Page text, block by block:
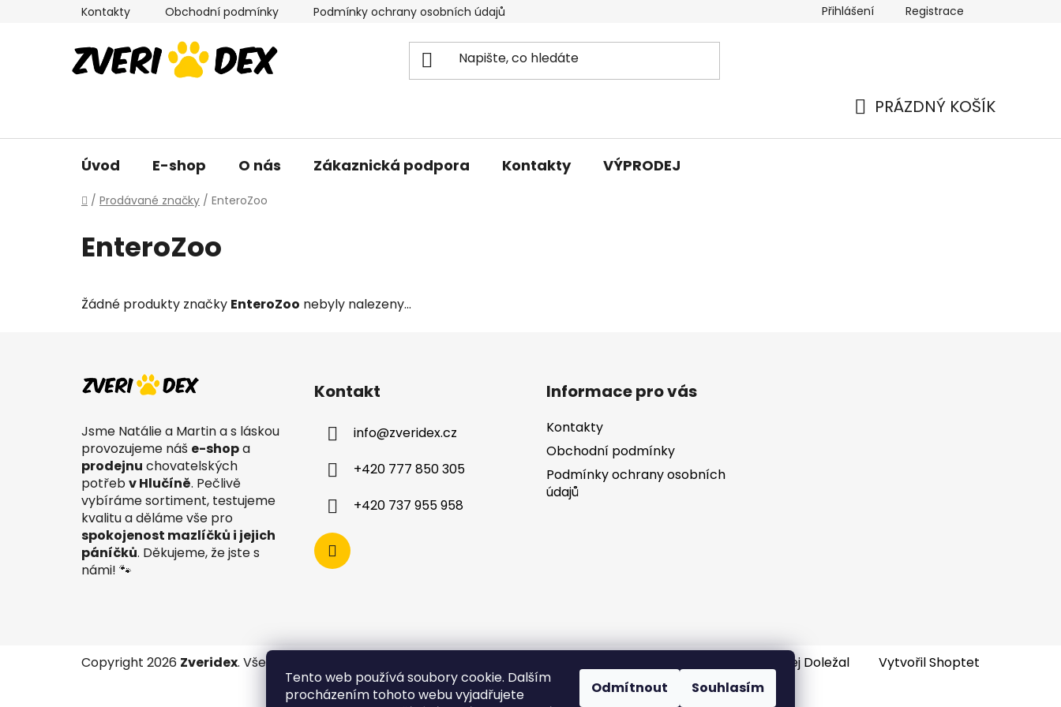
Tento web používá soubory cookie. Dalším
procházením tohoto webu vyjadřujete
Odmítnout Souhlasím
Kontakty Obchodní podmínky Podmínky ochrany osobních údajů Přihlášení Registrace
PRÁZDNÝ KOŠÍK
Úvod E-shop O nás Zákaznická podpora Kontakty VÝPRODEJ
Domů
/ Prodávané značky / EnteroZoo
EnteroZoo
Žádné produkty značky EnteroZoo nebyly nalezeny...
Jsme Natálie a Martin a s láskou
provozujeme náš e-shopa
prodejnu chovatelských
potřebv Hlučíně. Pečlivě
vybíráme sortiment, testujeme
kvalitu a děláme vše pro
spokojenost mazlíčků i jejich
páníčků. Děkujeme, že jste s
námi! 🐾
Kontakt
info@zveridex.cz
+420 777 850 305
+420 737 955 958
Informace pro vás
Kontakty
Obchodní podmínky
Podmínky ochrany osobních
údajů
: Ondřej Doležal Vytvořil Shoptet
Copyright 2026 Zveridex. Všechna práva vyhrazena.